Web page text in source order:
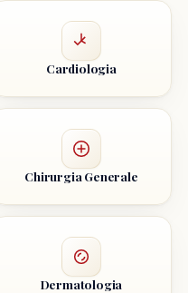
Cardiologia
Chirurgia Generale
Dermatologia